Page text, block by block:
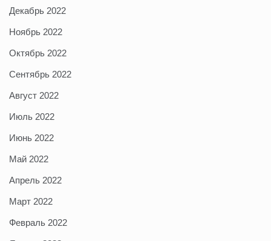
Декабрь 2022
Ноябрь 2022
Октябрь 2022
Сентябрь 2022
Август 2022
Июль 2022
Июнь 2022
Май 2022
Апрель 2022
Март 2022
Февраль 2022